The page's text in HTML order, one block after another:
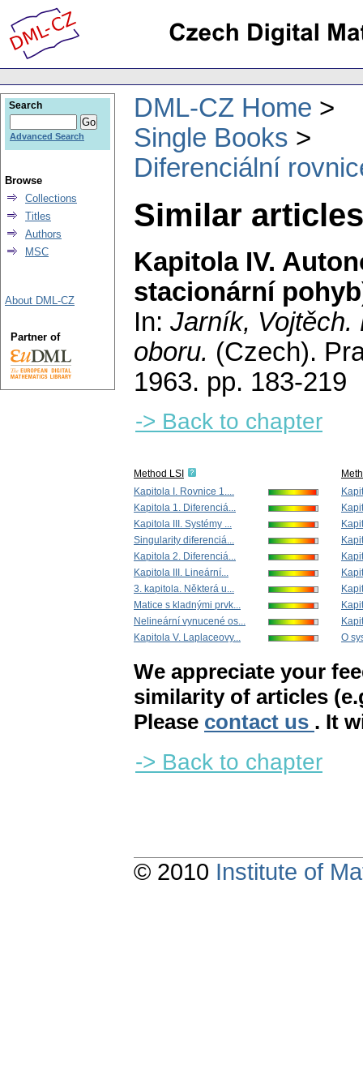
DML-CZ Home
Single Books
Diferenciální
Similar
Kapitola IV.
stacionární
In: Jarník, Vojtěch.
oboru. (Czech).
1963. pp. 183-219
-> Back to chapter
Method LSI
Kapitola I. Rovnice 1....
Kapitola 1. Diferenciá...
Kapitola III. Systémy ...
Singularity diferenciá...
Kapitola 2. Diferenciá...
Kapitola III. Lineární...
3. kapitola. Některá u...
Matice s kladnými prvk...
Nelineární vynucené os...
Kapitola V. Laplaceovy...
O
We appreciate your
similarity of articles
Please contact us . It
-> Back to chapter
Search
Advanced Search
Browse
Collections
Titles
Authors
MSC
About DML-CZ
Partner of
© 2010 Institute of